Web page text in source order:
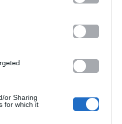
or Sharing
for which it